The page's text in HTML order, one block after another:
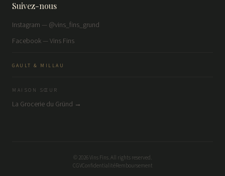
Suivez-nous
Instagram — @vins_fins_grund
Facebook — Vins Fins
GAULT & MILLAU
MAISON SŒUR
La Grocerie du Gründ →
© 2026Vins Fins. All rights reserved.
CGVConfidentialitéRemboursement